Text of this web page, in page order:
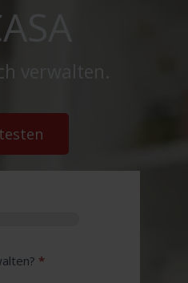
verwalten.
*